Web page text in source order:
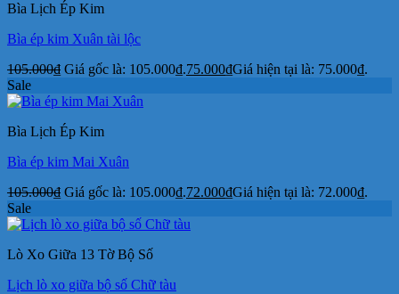
Bìa Lịch Ép Kim
Bìa ép kim Xuân tài lộc
105.000₫ Giá gốc là: 105.000₫.75.000₫Giá hiện tại là: 75.000₫.
Sale
Bìa Lịch Ép Kim
Bìa ép kim Mai Xuân
105.000₫ Giá gốc là: 105.000₫.72.000₫Giá hiện tại là: 72.000₫.
Sale
Lò Xo Giữa 13 Tờ Bộ Số
Lịch lò xo giữa bộ số Chữ tàu